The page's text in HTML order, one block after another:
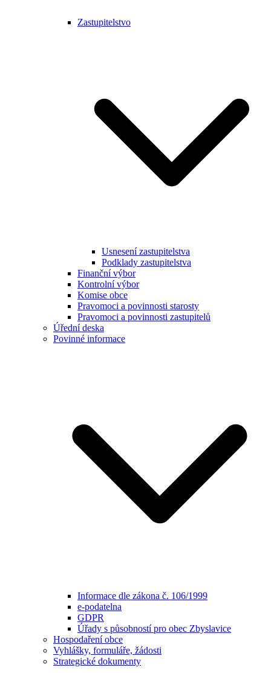
Zastupitelstvo
Usnesení zastupitelstva
Podklady zastupitelstva
Finanční výbor
Kontrolní výbor
Komise obce
Pravomoci a povinnosti starosty
Pravomoci a povinnosti zastupitelů
Úřední deska
Povinné informace
Informace dle zákona č. 106/1999
e-podatelna
GDPR
Úřady s působností pro obec Zbyslavice
Hospodaření obce
Vyhlášky, formuláře, žádosti
Strategické dokumenty